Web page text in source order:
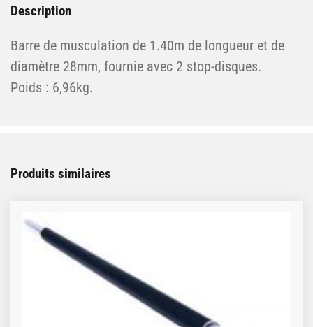
Description
Barre de musculation de 1.40m de longueur et de
diamètre 28mm, fournie avec 2 stop-disques.
Poids : 6,96kg.
Produits similaires
Ce produit a plusieurs variations. Les options